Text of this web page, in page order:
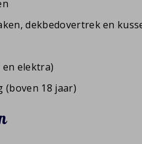
dekbedovertrek en
elektra)
(boven 18 jaar)